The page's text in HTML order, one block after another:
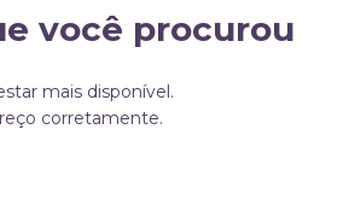
você procurou
mais disponível.
corretamente.